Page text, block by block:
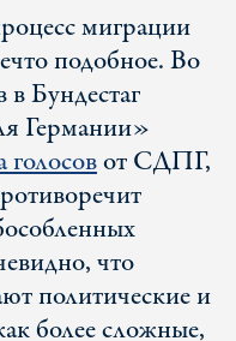
миграции
подобное. Во
Бундестаг
Германии»
от СДПГ,
что
политические и
более сложные,